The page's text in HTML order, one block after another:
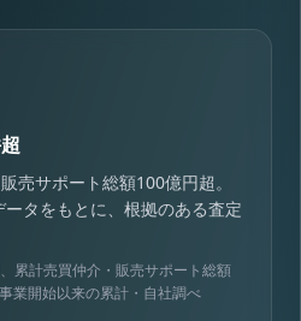
売サポート総額100億円超。
タをもとに、根拠のある査定
累計売買仲介・販売サポート総額
業開始以来の累計・自社調べ